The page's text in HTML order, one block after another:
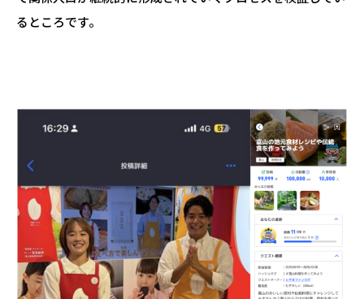
るところです。